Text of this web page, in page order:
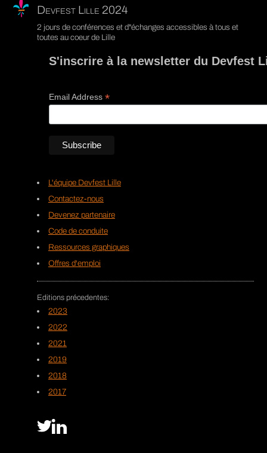
Devfest Lille 2024
2 jours de conférences et d"échanges accessibles à tous et
toutes au coeur de Lille
S'inscrire à la newsletter du Devfest
Email Address*
L'équipe Devfest Lille
Contactez-nous
Devenez partenaire
Code de conduite
Ressources graphiques
Offres d'emploi
2023
2022
2021
2019
2018
2017